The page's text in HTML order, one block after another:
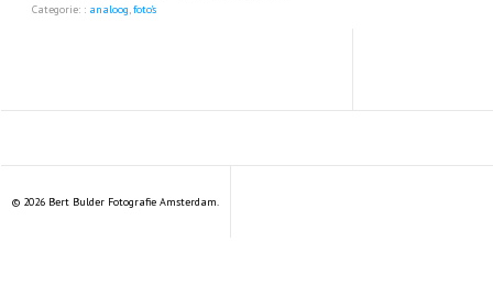
Categorie: : analoog,foto's
© 2026 Bert Bulder Fotografie Amsterdam.